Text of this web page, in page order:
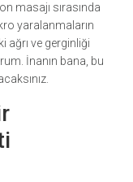
masajı sırasında
yaralanmaların
ağrı ve gerginliği
İnanın bana, bu